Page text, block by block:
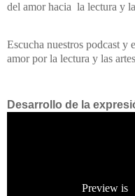
del amor hacia la lectura y
Escucha nuestros podcast y
amor por la lectura y las
Desarrollo de la